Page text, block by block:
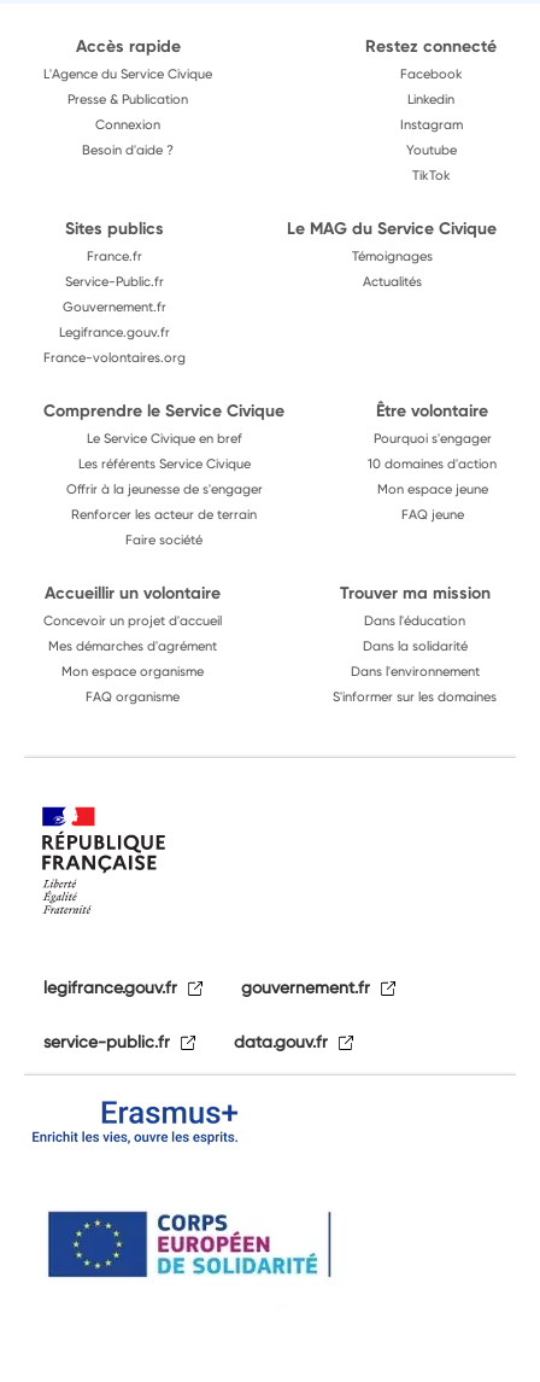
Accès rapide
L'Agence du Service Civique
Presse & Publication
Connexion
Besoin d'aide ?
Restez connecté
Facebook
Linkedin
Instagram
Youtube
TikTok
Sites publics
France.fr
Service-Public.fr
Gouvernement.fr
Legifrance.gouv.fr
France-volontaires.org
Le MAG du Service Civique
Témoignages
Actualités
Comprendre le Service Civique
Le Service Civique en bref
Les référents Service Civique
Offrir à la jeunesse de s'engager
Renforcer les acteur de terrain
Faire société
Être volontaire
Pourquoi s'engager
10 domaines d'action
Mon espace jeune
FAQ jeune
Accueillir un volontaire
Concevoir un projet d'accueil
Mes démarches d'agrément
Mon espace organisme
FAQ organisme
Trouver ma mission
Dans l'éducation
Dans la solidarité
Dans l'environnement
S'informer sur les domaines
legifrance.gouv.fr gouvernement.fr
service-public.fr data.gouv.fr